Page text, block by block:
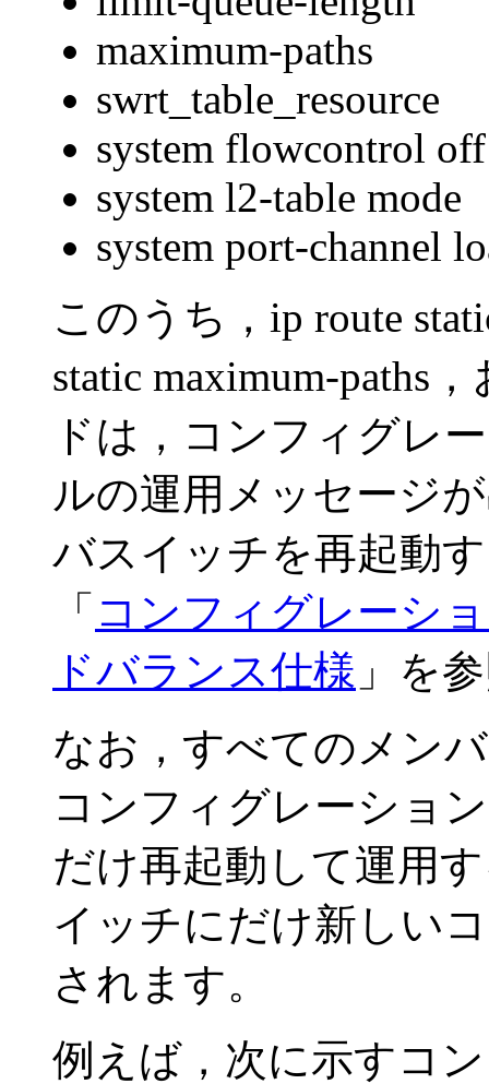
maximum-paths
swrt_table_resource
system flowcontrol off
system l2-table mode
system port-channel
このうち，ip route
static maximum-paths
ドは，コンフィグレ
ルの運用メッセージ
バスイッチを再起動
「 コンフィグレーシ
ドバランス仕様 」を
なお，すべてのメン
コンフィグレーショ
だけ再起動して運用
イッチにだけ新しい
されます。
例えば，次に示すコ